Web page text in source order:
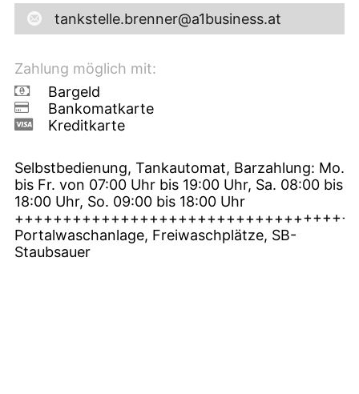
tankstelle.brenner@a1business.at
Zahlung möglich mit:
Bargeld
Bankomatkarte
Kreditkarte
Selbstbedienung, Tankautomat, Barzahlung: Mo.
bis Fr. von 07:00 Uhr bis 19:00 Uhr, Sa. 08:00 bis
18:00 Uhr, So. 09:00 bis 18:00 Uhr
+++++++++++++++++++++++++++++++++++
Portalwaschanlage, Freiwaschplätze, SB-
Staubsauer